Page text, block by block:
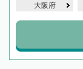
大阪府